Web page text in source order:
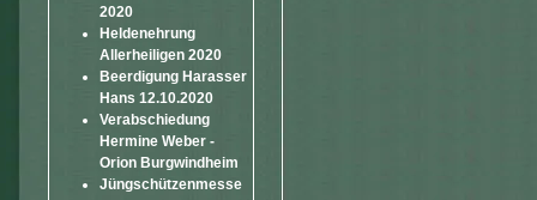
2020
Heldenehrung
Allerheiligen 2020
Beerdigung Harasser
Hans 12.10.2020
Verabschiedung
Hermine Weber -
Orion Burgwindheim
Jüngschützenmesse